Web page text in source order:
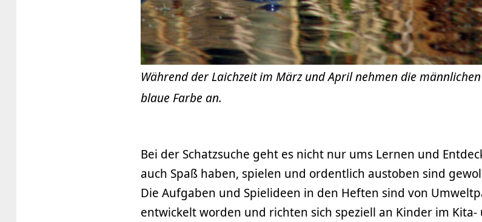
Während der Laichzeit im März und April nehmen die
blaue Farbe an.
Bei der Schatzsuche geht es nicht nur ums Lernen und
auch Spaß haben, spielen und ordentlich austoben sind
Die Aufgaben und Spielideen in den Heften sind von
entwickelt worden und richten sich speziell an Kinder im Kita-